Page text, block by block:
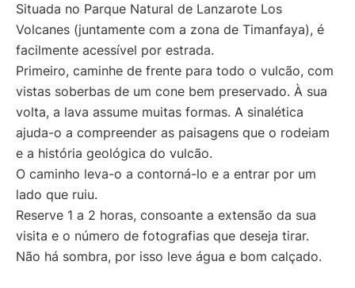
Situada no Parque Natural de Lanzarote Los
Volcanes (juntamente com a zona de Timanfaya), é
facilmente acessível por estrada.
Primeiro, caminhe de frente para todo o vulcão, com
vistas soberbas de um cone bem preservado. À sua
volta, a lava assume muitas formas. A sinalética
ajuda-o a compreender as paisagens que o rodeiam
e a história geológica do vulcão.
O caminho leva-o a contorná-lo e a entrar por um
lado que ruiu.
Reserve 1 a 2 horas, consoante a extensão da sua
visita e o número de fotografias que deseja tirar.
Não há sombra, por isso leve água e bom calçado.